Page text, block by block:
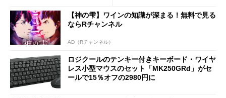
【神の雫】ワインの知識が深まる！無料で見る
ならRチャンネル
AD（Rチャンネル）
ロジクールのテンキー付きキーボード・ワイヤ
レス小型マウスのセット「MK250GRd」がセ
ールで15％オフの2980円に